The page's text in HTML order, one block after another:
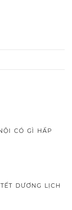
CÓ GÌ HẤP
DƯƠNG LỊCH